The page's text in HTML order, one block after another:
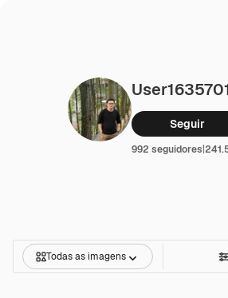
Seguir
992 seguidores|
Todas as imagens